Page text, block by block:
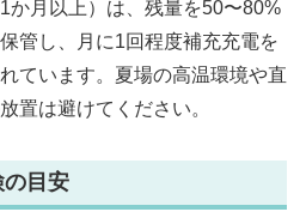
か月以上）は、残量を50〜80%
管し、月に1回程度補充充電を
ています。夏場の高温環境や直
置は避けてください。
目安